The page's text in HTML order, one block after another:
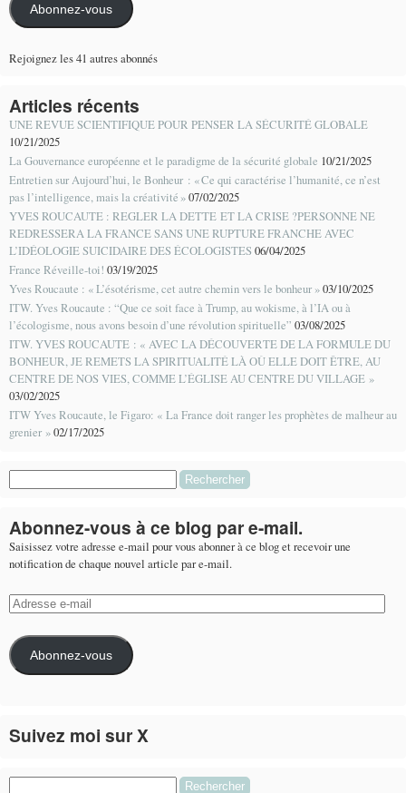
Abonnez-vous
Rejoignez les 41 autres abonnés
Articles récents
UNE REVUE SCIENTIFIQUE POUR PENSER LA SÉCURITÉ GLOBALE
10/21/2025
La Gouvernance européenne et le paradigme de la sécurité globale 10/21/2025
Entretien sur Aujourd’hui, le Bonheur : « Ce qui caractérise l’humanité, ce n’est
pas l’intelligence, mais la créativité »07/02/2025
YVES ROUCAUTE : REGLER LA DETTE ET LA CRISE ?PERSONNE NE
REDRESSERA LA FRANCE SANS UNE RUPTURE FRANCHE AVEC
L’IDÉOLOGIE SUICIDAIRE DES ÉCOLOGISTES06/04/2025
France Réveille-toi! 03/19/2025
Yves Roucaute : « L’ésotérisme, cet autre chemin vers le bonheur »03/10/2025
ITW. Yves Roucaute : “Que ce soit face à Trump, au wokisme, à l’IA ou à
l’écologisme, nous avons besoin d’une révolution spirituelle” 03/08/2025
ITW. YVES ROUCAUTE : « AVEC LA DÉCOUVERTE DE LA FORMULE DU
BONHEUR, JE REMETS LA SPIRITUALITÉ LÀ OÙ ELLE DOIT ÊTRE, AU
CENTRE DE NOS VIES, COMME L’ÉGLISE AU CENTRE DU VILLAGE »
03/02/2025
ITW Yves Roucaute, le Figaro: « La France doit ranger les prophètes de malheur au
grenier »02/17/2025
Abonnez-vous à ce blog par e-mail.
Saisissez votre adresse e-mail pour vous abonner à ce blog et recevoir une
notification de chaque nouvel article par e-mail.
Adresse
mail
Abonnez-vous
Suivez moi sur X